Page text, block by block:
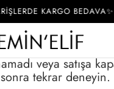
KARGO BEDAVA✨
veya satışa
tekrar deneyin.